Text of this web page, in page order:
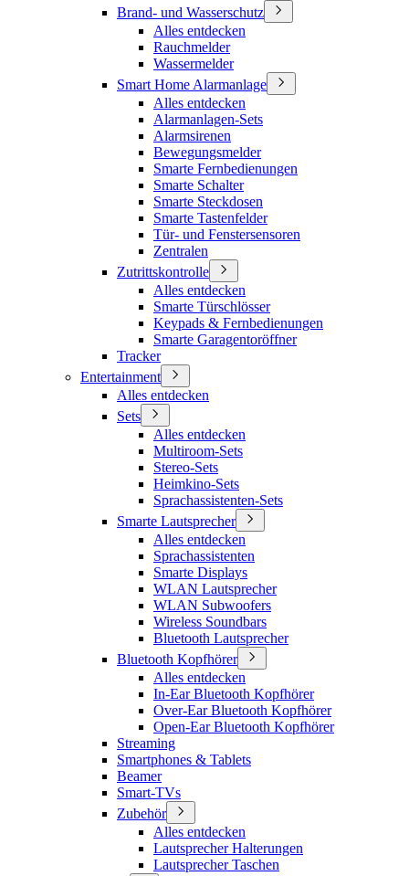
Brand- und Wasserschutz
Alles entdecken
Rauchmelder
Wassermelder
Smart Home Alarmanlage
Alles entdecken
Alarmanlagen-Sets
Alarmsirenen
Bewegungsmelder
Smarte Fernbedienungen
Smarte Schalter
Smarte Steckdosen
Smarte Tastenfelder
Tür- und Fenstersensoren
Zentralen
Zutrittskontrolle
Alles entdecken
Smarte Türschlösser
Keypads & Fernbedienungen
Smarte Garagentoröffner
Tracker
Entertainment
Alles entdecken
Sets
Alles entdecken
Multiroom-Sets
Stereo-Sets
Heimkino-Sets
Sprachassistenten-Sets
Smarte Lautsprecher
Alles entdecken
Sprachassistenten
Smarte Displays
WLAN Lautsprecher
WLAN Subwoofers
Wireless Soundbars
Bluetooth Lautsprecher
Bluetooth Kopfhörer
Alles entdecken
In-Ear Bluetooth Kopfhörer
Over-Ear Bluetooth Kopfhörer
Open-Ear Bluetooth Kopfhörer
Streaming
Smartphones & Tablets
Beamer
Smart-TVs
Zubehör
Alles entdecken
Lautsprecher Halterungen
Lautsprecher Taschen